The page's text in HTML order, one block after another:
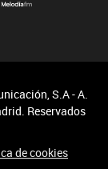
S.A - A.
Reservados
de cookies